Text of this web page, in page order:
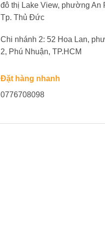
đô thị Lake View, phường An
Tp. Thủ Đức
Chi nhánh 2: 52 Hoa Lan,
2, Phú Nhuận, TP.HCM
Đặt hàng nhanh
0776708098